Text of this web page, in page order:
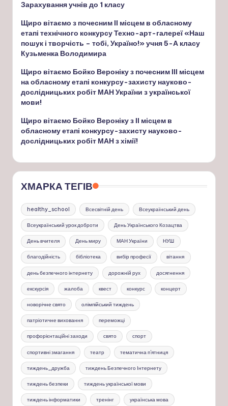
Зарахування учнів до 1 класу
Щиро вітаємо з почесним ІІ місцем в обласному
етапі технічного конкурсу Техно-арт-галереї «Наш
пошук і творчість – тобі, Україно!» учня 5-А класу
Кузьменка Володимира
Щиро вітаємо Бойко Вероніку з почесним ІІІ місцем
на обласному етапі конкурсу-захисту науково-
дослідницьких робіт МАН України з української
мови!
Щиро вітаємо Бойко Вероніку з ІІ місцем в
обласному етапі конкурсу-захисту науково-
дослідницьких робіт МАН з хімії!
ХМАРКА ТЕГІВ
healthy_school Всесвітній день Всеукраїнський день
Всеукраїнський урок доброти День Українського Козацтва
День вчителя День миру МАН України НУШ
благодійність бібліотека вибір професії вітання
день безпечного інтернету дорожній рух досягнення
екскурсія жалоба квест конкурс концерт
новорічне свято олімпійський тиждень
патріотичне виховання переможці
профорієнтаційні заходи свято спорт
спортивні змагання театр тематична п'ятниця
тиждень_дружба тиждень Безпечного Інтернету
тиждень безпеки тиждень української мови
тиждень інформатики тренінг українська мова